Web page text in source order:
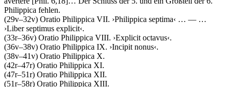
Philippica fehlen.
(29v–32v) Oratio Philippica VII. ›Philippica septima‹ … — …
›Liber septimus explicit‹.
(33r–36v) Oratio Philippica VIII. ›Explicit octavus‹.
(36v–38v) Oratio Philippica IX. ›Incipit nonus‹.
(38v–41v) Oratio Philippica X.
(42r–47r) Oratio Philippica XI.
(47r–51r) Oratio Philippica XII.
(51r–58r) Oratio Philippica XIII.